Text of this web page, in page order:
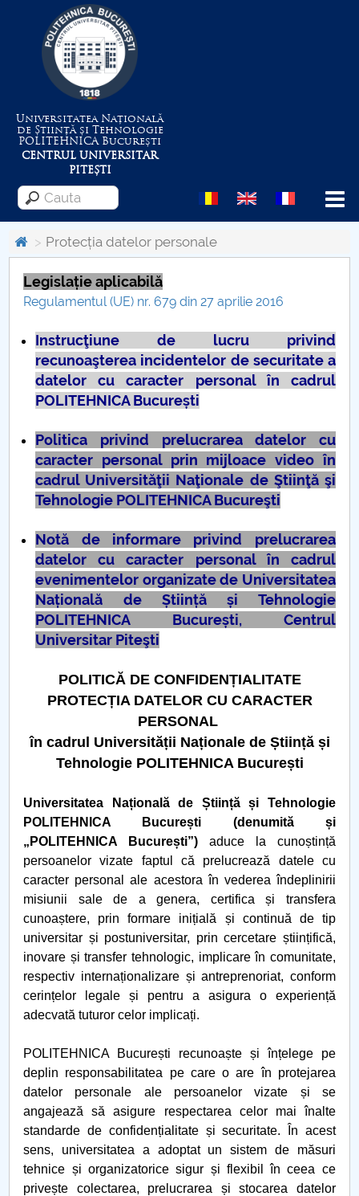
Universitatea Națională
de Știință și Tehnologie
POLITEHNICABucurești
CENTRUL UNIVERSITAR
PITEȘTI
Menu
Despre Universitate
Consiliul de Administratie
Nr. de telefon si adrese Facultăți
Admitere
Români de pretutindeni - ADMITERE
Facultăți
Studenți
Ghiduri pentru STUDENȚI
Relații Publice
Relații Internaționale
PNRR
Proiect SU-ETIC
Protecția datelor personale
UNIVERSITATE pentru comunitate
IOSUD/CSUD-Doctorate
Comisie de etica unversitară
Accesibilitate pentru studenții cu dizabilități
Raportul Conducerii Centrului Universitar Pitești
privind implementarea Planului Operațional 2020-
Parteneri CUP
Protecția datelor personale
Legislație aplicabilă
Regulamentul (UE) nr. 679 din 27 aprilie 2016
Instrucţiune de lucru privind
recunoaşterea incidentelor de securitate a
datelor cu caracter personal în cadrul
POLITEHNICA București
Politica privind prelucrarea datelor cu
caracter personal prin mijloace video în
cadrul Universităţii Naţionale de Ştiinţă şi
Tehnologie POLITEHNICA Bucureşti
Notă de informare privind prelucrarea
datelor cu caracter personal în cadrul
evenimentelor organizate de Universitatea
Națională de Știință și Tehnologie
POLITEHNICA București, Centrul
Universitar Piteşti
POLITICĂ DE CONFIDENȚIALITATE
PROTECȚIA DATELOR CU CARACTER
PERSONAL
în cadrul Universității Naționale de Știință și
Tehnologie POLITEHNICA București
Universitatea Națională de Știință și Tehnologie
POLITEHNICA București (denumită și
„POLITEHNICA București”) aduce la cunoștință
persoanelor vizate faptul că prelucrează datele cu
caracter personal ale acestora în vederea îndeplinirii
misiunii sale de a genera, certifica și transfera
cunoaștere, prin formare inițială și continuă de tip
universitar și postuniversitar, prin cercetare științifică,
inovare și transfer tehnologic, implicare în comunitate,
respectiv internaționalizare și antreprenoriat, conform
cerințelor legale și pentru a asigura o experiență
adecvată tuturor celor implicați.
POLITEHNICA București recunoaște și înțelege pe
deplin responsabilitatea pe care o are în protejarea
datelor personale ale persoanelor vizate și se
angajează să asigure respectarea celor mai înalte
standarde de confidențialitate și securitate. În acest
sens, universitatea a adoptat un sistem de măsuri
tehnice și organizatorice sigur și flexibil în ceea ce
privește colectarea, prelucrarea și stocarea datelor